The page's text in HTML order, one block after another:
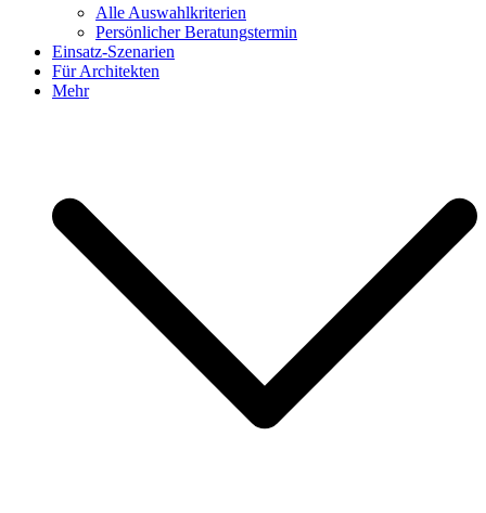
Alle Auswahlkriterien
Persönlicher Beratungstermin
Einsatz-Szenarien
Für Architekten
Mehr